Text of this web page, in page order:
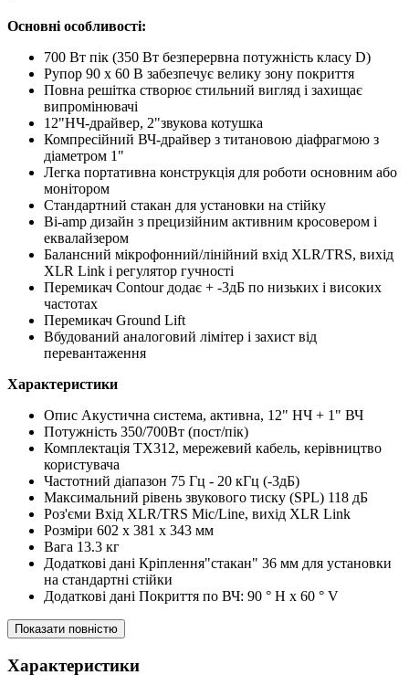
Основні особливості:
700 Вт пік (350 Вт безперервна потужність класу D)
Рупор 90 x 60 В забезпечує велику зону покриття
Повна решітка створює стильний вигляд і захищає
випромінювачі
12"НЧ-драйвер, 2"звукова котушка
Компресійний ВЧ-драйвер з титановою діафрагмою з
діаметром 1"
Легка портативна конструкція для роботи основним або
монітором
Стандартний стакан для установки на стійку
Bi-amp дизайн з прецизійним активним кросовером і
еквалайзером
Балансний мікрофонний/лінійний вхід XLR/TRS, вихід
XLR Link і регулятор гучності
Перемикач Contour додає + -3дБ по низьких і високих
частотах
Перемикач Ground Lift
Вбудований аналоговий лімітер і захист від
перевантаження
Характеристики
Опис Акустична система, активна, 12" НЧ + 1" ВЧ
Потужність 350/700Вт (пост/пік)
Комплектація TX312, мережевий кабель, керівництво
користувача
Частотний діапазон 75 Гц - 20 кГц (-3дБ)
Максимальний рівень звукового тиску (SPL) 118 дБ
Роз'єми Вхід XLR/TRS Mic/Line, вихід XLR Link
Розміри 602 x 381 x 343 мм
Вага 13.3 кг
Додаткові дані Кріплення"стакан" 36 мм для установки
на стандартні стійки
Додаткові дані Покриття по ВЧ: 90 ° H x 60 ° V
Показати повністю
Характеристики